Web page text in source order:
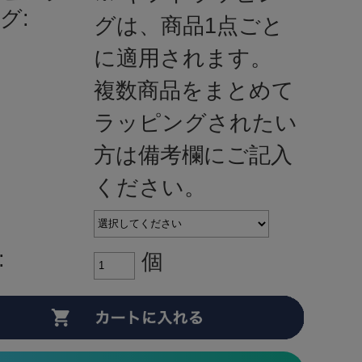
:
グは、商品1点ごと
に適用されます。
複数商品をまとめて
ラッピングされたい
方は備考欄にご記入
ください。
個